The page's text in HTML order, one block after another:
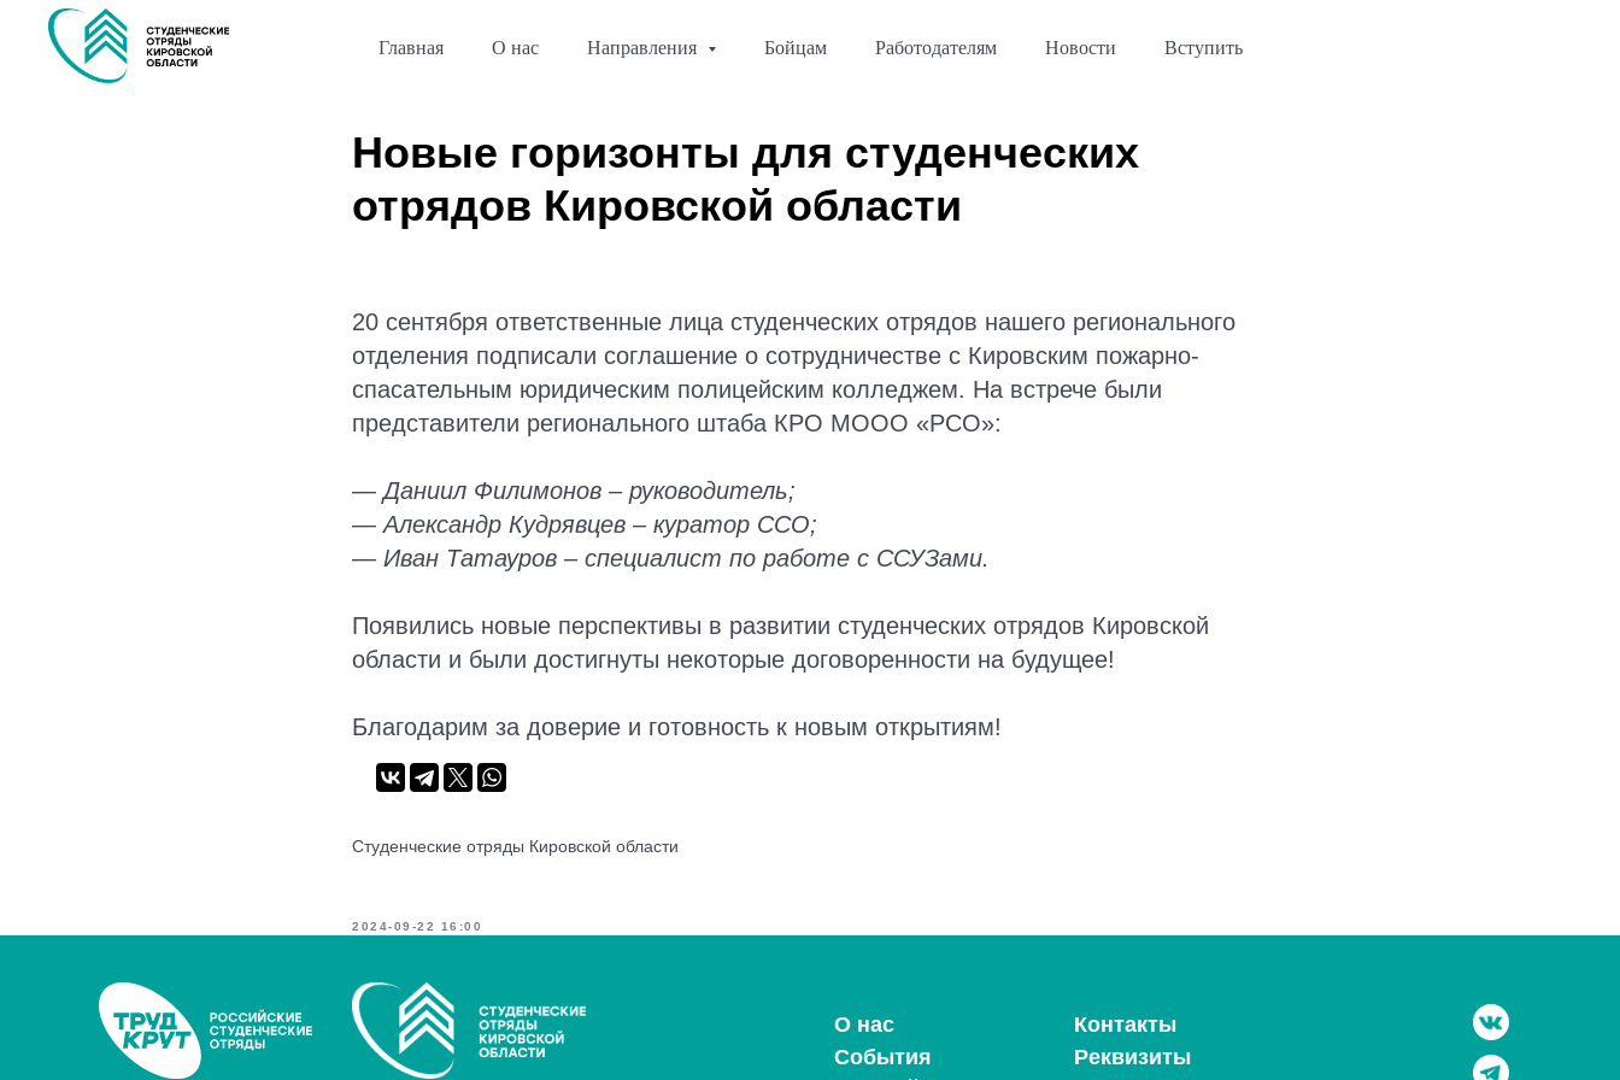
Главная О нас Направления Бойцам Работодателям Новости Вступить
Новые горизонты для студенческих
отрядов Кировской области
20 сентября ответственные лица студенческих отрядов нашего регионального
отделения подписали соглашение о сотрудничестве с Кировским пожарно-
спасательным юридическим полицейским колледжем. На встрече были
представители регионального штаба КРО МООО «РСО»:
— Даниил Филимонов – руководитель;
— Александр Кудрявцев – куратор ССО;
— Иван Татауров – специалист по работе с ССУЗами.
Появились новые перспективы в развитии студенческих отрядов Кировской
области и были достигнуты некоторые договоренности на будущее!
Благодарим за доверие и готовность к новым открытиям!
Студенческие отряды Кировской области
2024-09-22 16:00
О нас
Контакты
События
Реквизиты